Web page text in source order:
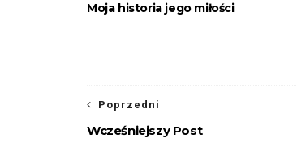
Moja historia jego miłości
Poprzedni
Wcześniejszy Post